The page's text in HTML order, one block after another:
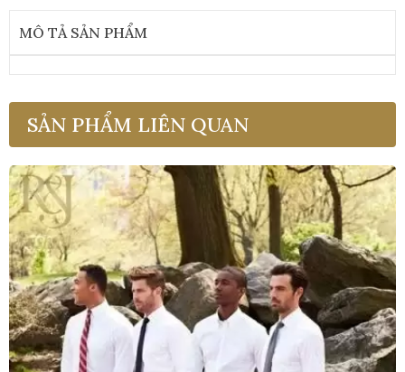
MÔ TẢ SẢN PHẨM
SẢN PHẨM LIÊN QUAN